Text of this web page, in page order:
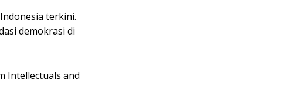
terkini.
demokrasi di
Intellectuals and